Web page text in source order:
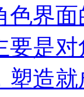
色界
要是
塑造